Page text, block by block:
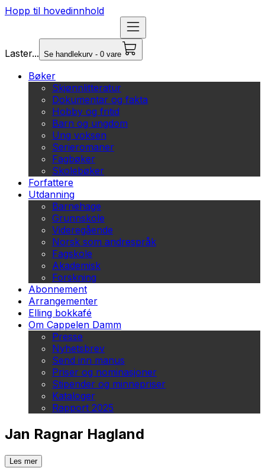
Hopp til hovedinnhold
Laster... Se handlekurv - 0 vare
Bøker
Skjønnlitteratur
Dokumentar og fakta
Hobby og fritid
Barn og ungdom
Ung voksen
Serieromaner
Fagbøker
Skolebøker
Forfattere
Utdanning
Barnehage
Grunnskole
Videregående
Norsk som andrespråk
Fagskole
Akademisk
Forskning
Abonnement
Arrangementer
Elling bokkafé
Om Cappelen Damm
Presse
Nyhetsbrev
Send inn manus
Priser og nominasjoner
Stipender og minnepriser
Kataloger
Rapport 2025
Jan Ragnar Hagland
Les mer